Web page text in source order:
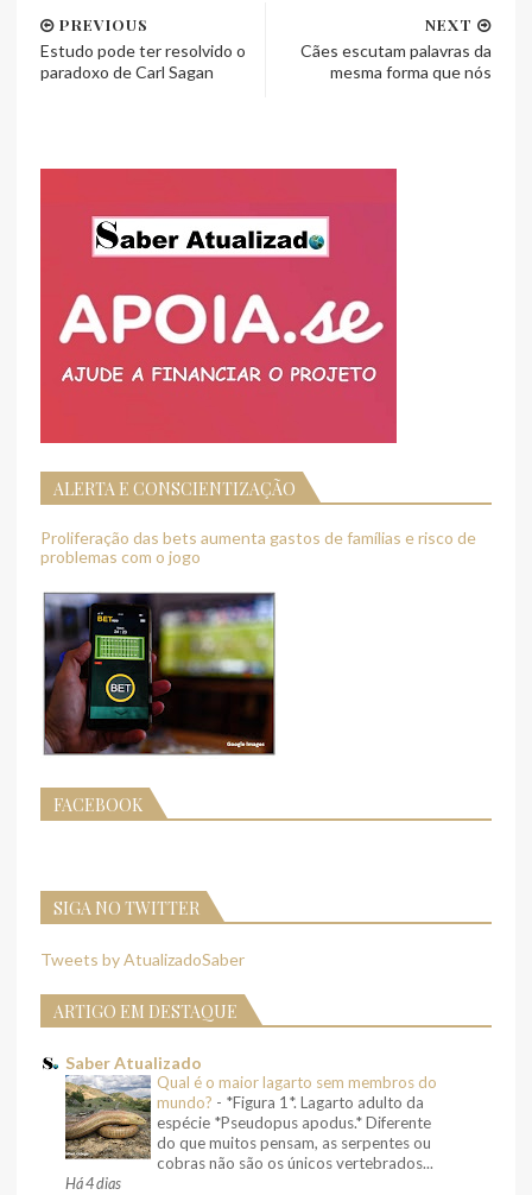
NEXT
Cães escutam palavras da
mesma forma que nós
PREVIOUS
Estudo pode ter resolvido o
paradoxo de Carl Sagan
ALERTA E CONSCIENTIZAÇÃO
Proliferação das bets aumenta gastos de famílias e risco de
problemas com o jogo
FACEBOOK
SIGA NO TWITTER
Tweets by AtualizadoSaber
ARTIGO EM DESTAQUE
Saber Atualizado
Qual é o maior lagarto sem membros do
mundo? - *Figura 1*. Lagarto adulto da
espécie *Pseudopus apodus.* Diferente
do que muitos pensam, as serpentes ou
cobras não são os únicos vertebrados...
Há 4 dias